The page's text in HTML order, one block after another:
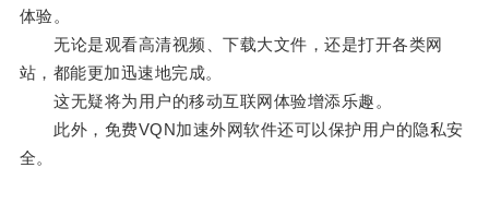
体验。
无论是观看高清视频、下载大文件，还是打开各类网
站，都能更加迅速地完成。
这无疑将为用户的移动互联网体验增添乐趣。
此外，免费VQN加速外网软件还可以保护用户的隐私安
全。